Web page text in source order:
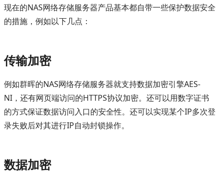
现在的NAS网络存储服务器产品基本都自带一些保护数据安全
的措施，例如以下几点：
传输加密
例如群晖的NAS网络存储服务器就支持数据加密引擎AES-
NI，还有网页端访问的HTTPS协议加密。还可以用数字证书
的方式保证数据访问入口的安全性。还可以实现某个IP多次登
录失败后对其进行IP自动封锁操作。
数据加密